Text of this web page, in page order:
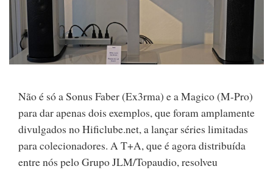
Não é só a Sonus Faber (Ex3rma) e a Magico (M-Pro)
para dar apenas dois exemplos, que foram amplamente
divulgados no Hificlube.net, a lançar séries limitadas
para colecionadores. A T+A, que é agora distribuída
entre nós pelo Grupo JLM/Topaudio, resolveu